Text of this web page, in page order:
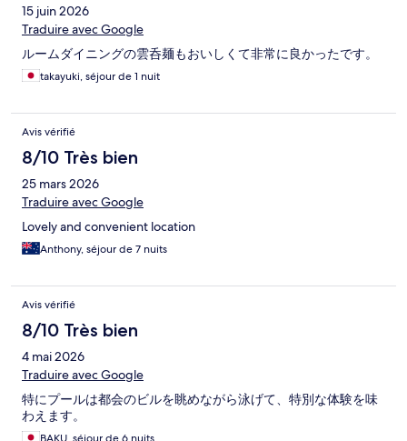
15 juin 2026
Traduire avec Google
ルームダイニングの雲呑麺もおいしくて非常に良かったです。
takayuki, séjour de 1 nuit
Avis vérifié
8/10 Très bien
25 mars 2026
Traduire avec Google
Lovely and convenient location
Anthony, séjour de 7 nuits
Avis vérifié
8/10 Très bien
4 mai 2026
Traduire avec Google
特にプールは都会のビルを眺めながら泳げて、特別な体験を味
わえます。
BAKU, séjour de 6 nuits